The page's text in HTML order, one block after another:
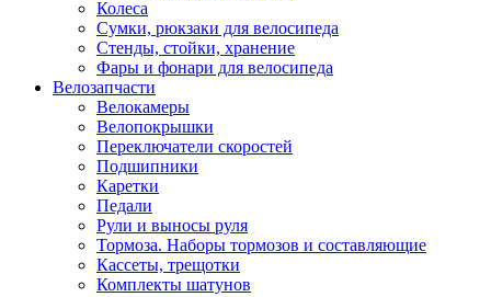
Колеса
Сумки, рюкзаки для велосипеда
Стенды, стойки, хранение
Фары и фонари для велосипеда
Велозапчасти
Велокамеры
Велопокрышки
Переключатели скоростей
Подшипники
Каретки
Педали
Рули и выносы руля
Тормоза. Наборы тормозов и составляющие
Кассеты, трещотки
Комплекты шатунов